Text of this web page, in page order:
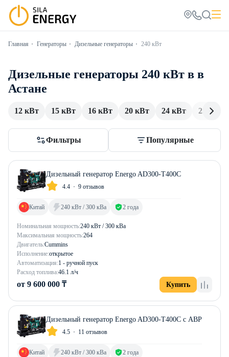
Главная Генераторы Дизельные генераторы 240 кВт
Дизельные генераторы 240 кВт в в
Астане
12 кВт 15 кВт 16 кВт 20 кВт 24 кВт 25 кВт
Фильтры Популярные
Дизельный генератор Energo AD300-T400C
4.4 9 отзывов
Номинальная мощность:240 кВт / 300 кВа
Максимальная мощность:264
Двигатель:Cummins
Исполнение:открытое
Автоматизация:1 - ручной пуск
Расход топлива:46.1 л/ч
Китай 240 кВт / 300 кВа 2 года
от 9 600 000 ₸ Купить
Дизельный генератор Energo AD300-T400C с АВР
4.5 11 отзывов
Китай 240 кВт / 300 кВа 2 года